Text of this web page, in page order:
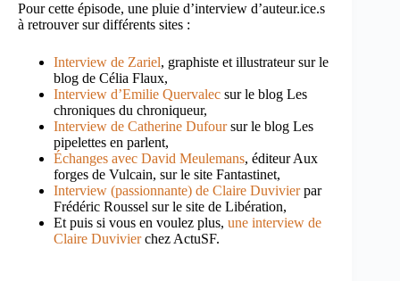
Pour cette épisode, une pluie d’interview d’auteur.ice.s
à retrouver sur différents sites :
Interview de Zariel, graphiste et illustrateur sur le
blog de Célia Flaux,
Interview d’Emilie Quervalec sur le blog Les
chroniques du chroniqueur,
Interview de Catherine Dufoursur le blog Les
pipelettes en parlent,
Échanges avec David Meulemans, éditeur Aux
forges de Vulcain, sur le site Fantastinet,
Interview (passionnante) de Claire Duvivierpar
Frédéric Roussel sur le site de Libération,
Et puis si vous en voulez plus, une interview de
Claire Duvivierchez ActuSF.